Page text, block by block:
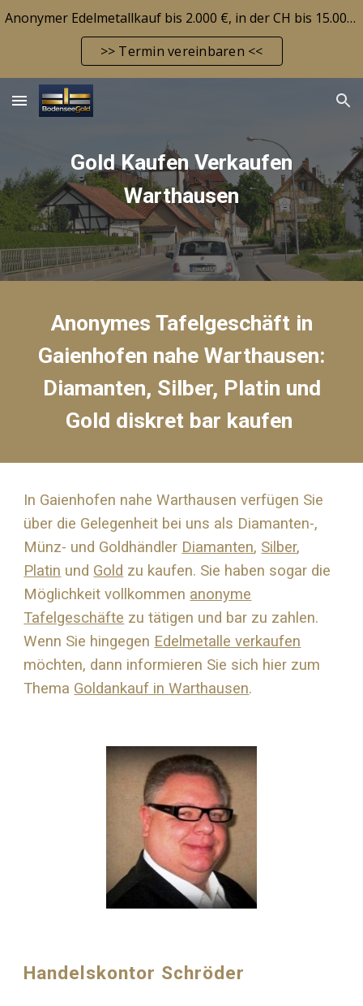
Skip to main content
Anonymer Edelmetallkauf bis 2.000 €, in der CH bis 15.000 CHF! Edelmetallbarrendepot möglich! Aktuelle Marktlage siehe FAQ-Seite!
>> Termin vereinbaren <<
Gold Kaufen Verkaufen
Warthausen
Anonymes Tafelgeschäft in
Gaienhofen nahe Warthausen:
Diamanten, Silber, Platin und
Gold diskret bar kaufen
In Gaienhofen naheWarthausen verfügen Sie
über die Gelegenheit bei uns als Diamanten-,
Münz- und Goldhändler Diamanten, Silber,
Platin und Gold zu kaufen. Sie haben sogar die
Möglichkeit vollkommen anonyme
Tafelgeschäfte zu tätigen und bar zu zahlen.
Wenn Sie hingegen Edelmetalle verkaufen
möchten, dann informieren Sie sich hier zum
Thema Goldankauf inWarthausen.
Handelskontor Schröder